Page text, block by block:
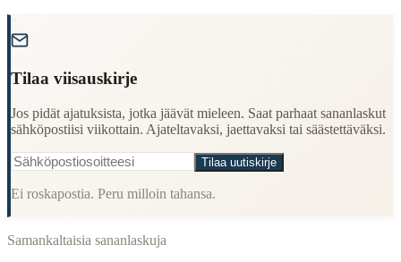
Period:
Tilaa viisauskirje
Jos pidät ajatuksista, jotka jäävät mieleen. Saat parhaat sananlaskut
sähköpostiisi viikottain. Ajateltavaksi, jaettavaksi tai säästettäväksi.
Tilaa uutiskirje
Ei roskapostia. Peru milloin tahansa.
Samankaltaisia sananlaskuja